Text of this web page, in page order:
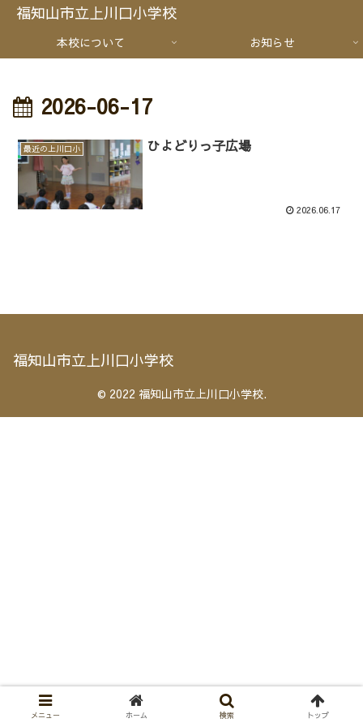
福知山市立上川口小学校
本校について お知らせ
2026-06-17
最近の上川口小 ひよどりっ子広場
2026.06.17
福知山市立上川口小学校
© 2022 福知山市立上川口小学校.
メニュー ホーム 検索 トップ